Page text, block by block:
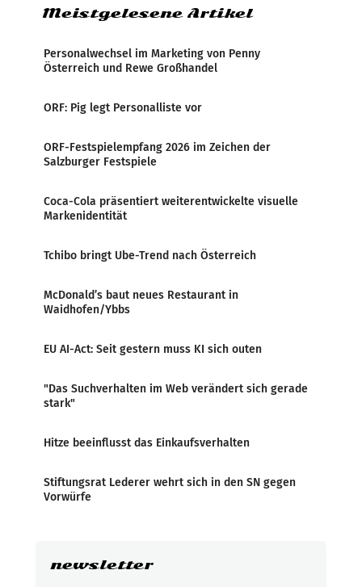
Meistgelesene Artikel
Personalwechsel im Marketing von Penny
Österreich und Rewe Großhandel
ORF: Pig legt Personalliste vor
ORF-Festspielempfang 2026 im Zeichen der
Salzburger Festspiele
Coca-Cola präsentiert weiterentwickelte visuelle
Markenidentität
Tchibo bringt Ube-Trend nach Österreich
McDonald’s baut neues Restaurant in
Waidhofen/Ybbs
EU AI-Act: Seit gestern muss KI sich outen
"Das Suchverhalten im Web verändert sich gerade
stark"
Hitze beeinflusst das Einkaufsverhalten
Stiftungsrat Lederer wehrt sich in den SN gegen
Vorwürfe
newsletter